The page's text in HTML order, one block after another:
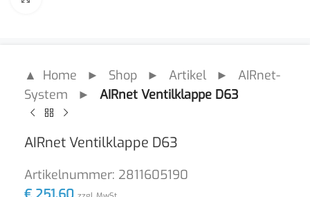
▲ Home ► Shop ► Artikel ► AIRnet-
System ► AIRnet Ventilklappe D63
AIRnet Ventilklappe D63
Artikelnummer: 2811605190